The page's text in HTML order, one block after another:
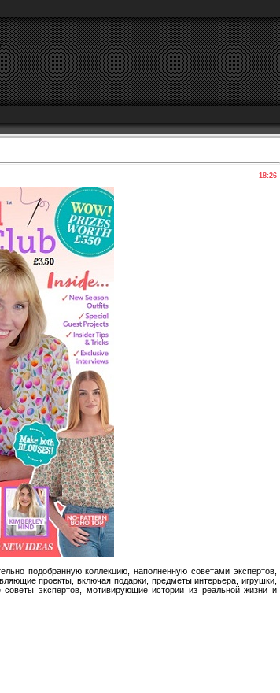
18:26
подобранную коллекцию, наполненную советами экспертов,
проекты, включая подарки, предметы интерьера, игрушки,
экспертов, мотивирующие истории из реальной жизни и